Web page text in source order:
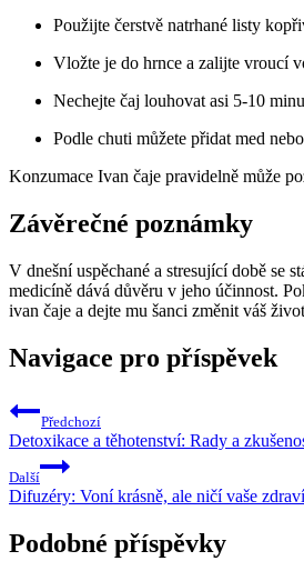
Použijte čerstvě natrhané listy
Vložte je do hrnce a zalijte vroucí
Nechejte čaj louhovat asi 5-10
Podle chuti můžete přidat med
Konzumace Ivan čaje pravidelně může
Závěrečné poznámky
V dnešní uspěchané a stresující době se
medicíně dává důvěru v jeho účinnost.
ivan čaje a dejte mu šanci změnit váš
Navigace pro příspěvek
Předchozí
Detoxikace a těhotenství: Rady a
Další
Difuzéry: Voní krásně, ale ničí vaše
Podobné příspěvky